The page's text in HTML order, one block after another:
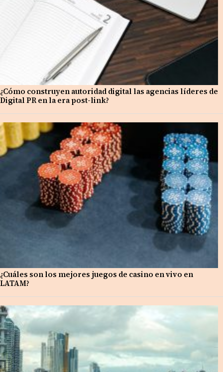
¿Cómo construyen autoridad digital las agencias líderes de
Digital PR en la era post-link?
¿Cuáles son los mejores juegos de casino en vivo en
LATAM?